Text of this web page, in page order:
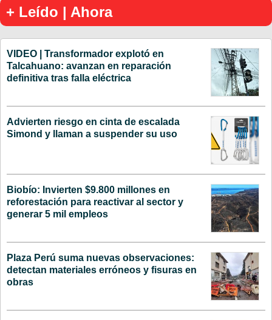
+ Leído | Ahora
VIDEO | Transformador explotó en
Talcahuano: avanzan en reparación
definitiva tras falla eléctrica
Advierten riesgo en cinta de escalada
Simond y llaman a suspender su uso
Biobío: Invierten $9.800 millones en
reforestación para reactivar al sector y
generar 5 mil empleos
Plaza Perú suma nuevas observaciones:
detectan materiales erróneos y fisuras en
obras